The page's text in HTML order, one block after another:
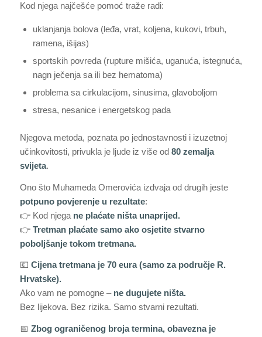
Kod njega najčešće pomoć traže radi:
uklanjanja bolova (leđa, vrat, koljena, kukovi, trbuh,
ramena, išijas)
sportskih povreda (rupture mišića, uganuća, istegnuća,
nagn ječenja sa ili bez hematoma)
problema sa cirkulacijom, sinusima, glavoboljom
stresa, nesanice i energetskog pada
Njegova metoda, poznata po jednostavnosti i izuzetnoj
učinkovitosti, privukla je ljude iz više od 80 zemalja
svijeta.
Ono što Muhameda Omerovića izdvaja od drugih jeste
potpuno povjerenje u rezultate:
👉 Kod njega ne plaćate ništa unaprijed.
👉 Tretman plaćate samo ako osjetite stvarno
poboljšanje tokom tretmana.
💶 Cijena tretmana je 70 eura (samo za područje R.
Hrvatske).
Ako vam ne pomogne – ne dugujete ništa.
Bez lijekova. Bez rizika. Samo stvarni rezultati.
📅 Zbog ograničenog broja termina, obavezna je